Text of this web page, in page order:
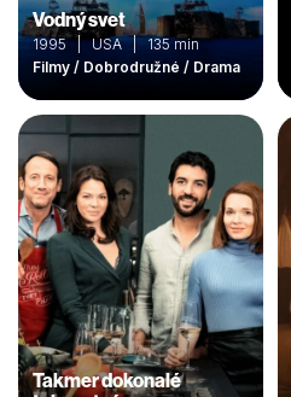
Vodný svet
1995 | USA | 135 min
Filmy / Dobrodružné / Drama
Takmer dokonalé